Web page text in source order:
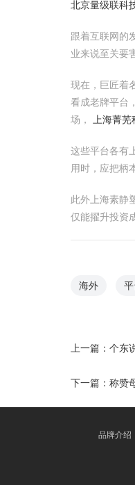
北京量级联科
跟着互联网的
业来说至关要
现在，巨匠着
看成老牌平台，
场，
上海菁
这些平台各有
用时，应把柄
此外上海素静
仅能擢升投资
海外
上一篇： 个东
下一篇： 称赞
品牌介绍